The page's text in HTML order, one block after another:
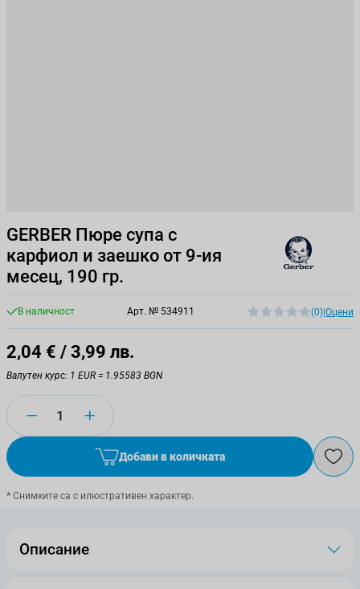
GERBER Пюре супа с
карфиол и заешко от 9-ия
месец, 190 гр.
В наличност Арт. № 534911 (0) Оцени
2,04 € / 3,99 лв.
Валутен курс: 1 EUR = 1.95583 BGN
Количество
Добави в количката
* Снимките са с илюстративен характер.
Описание